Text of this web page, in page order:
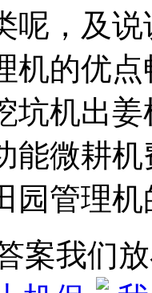
呢，及
机的优
坑机出
能微耕
园管理
案我们